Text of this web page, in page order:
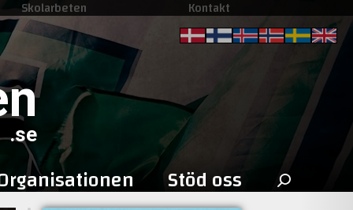
Skolarbeten Kontakt
.se
Stöd oss Sök
efter: